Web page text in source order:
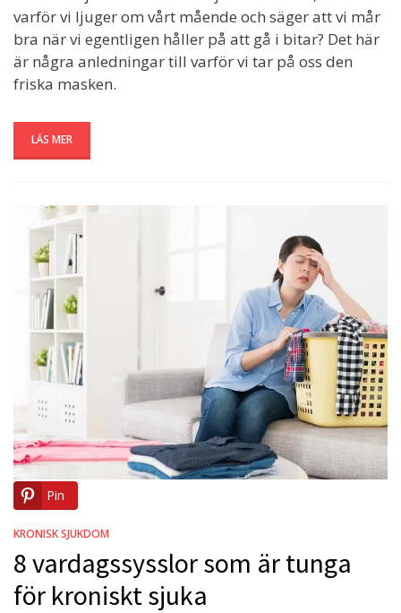
varför vi ljuger om vårt mående och säger att vi mår
bra när vi egentligen håller på att gå i bitar? Det här
är några anledningar till varför vi tar på oss den
friska masken.
LÄS MER
Pin
KRONISK SJUKDOM
8 vardagssysslor som är tunga
för kroniskt sjuka